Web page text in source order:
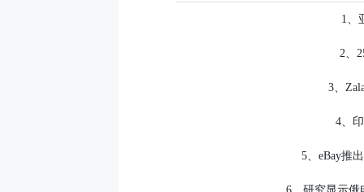
1、
2、
3、
4、
5、eBay推